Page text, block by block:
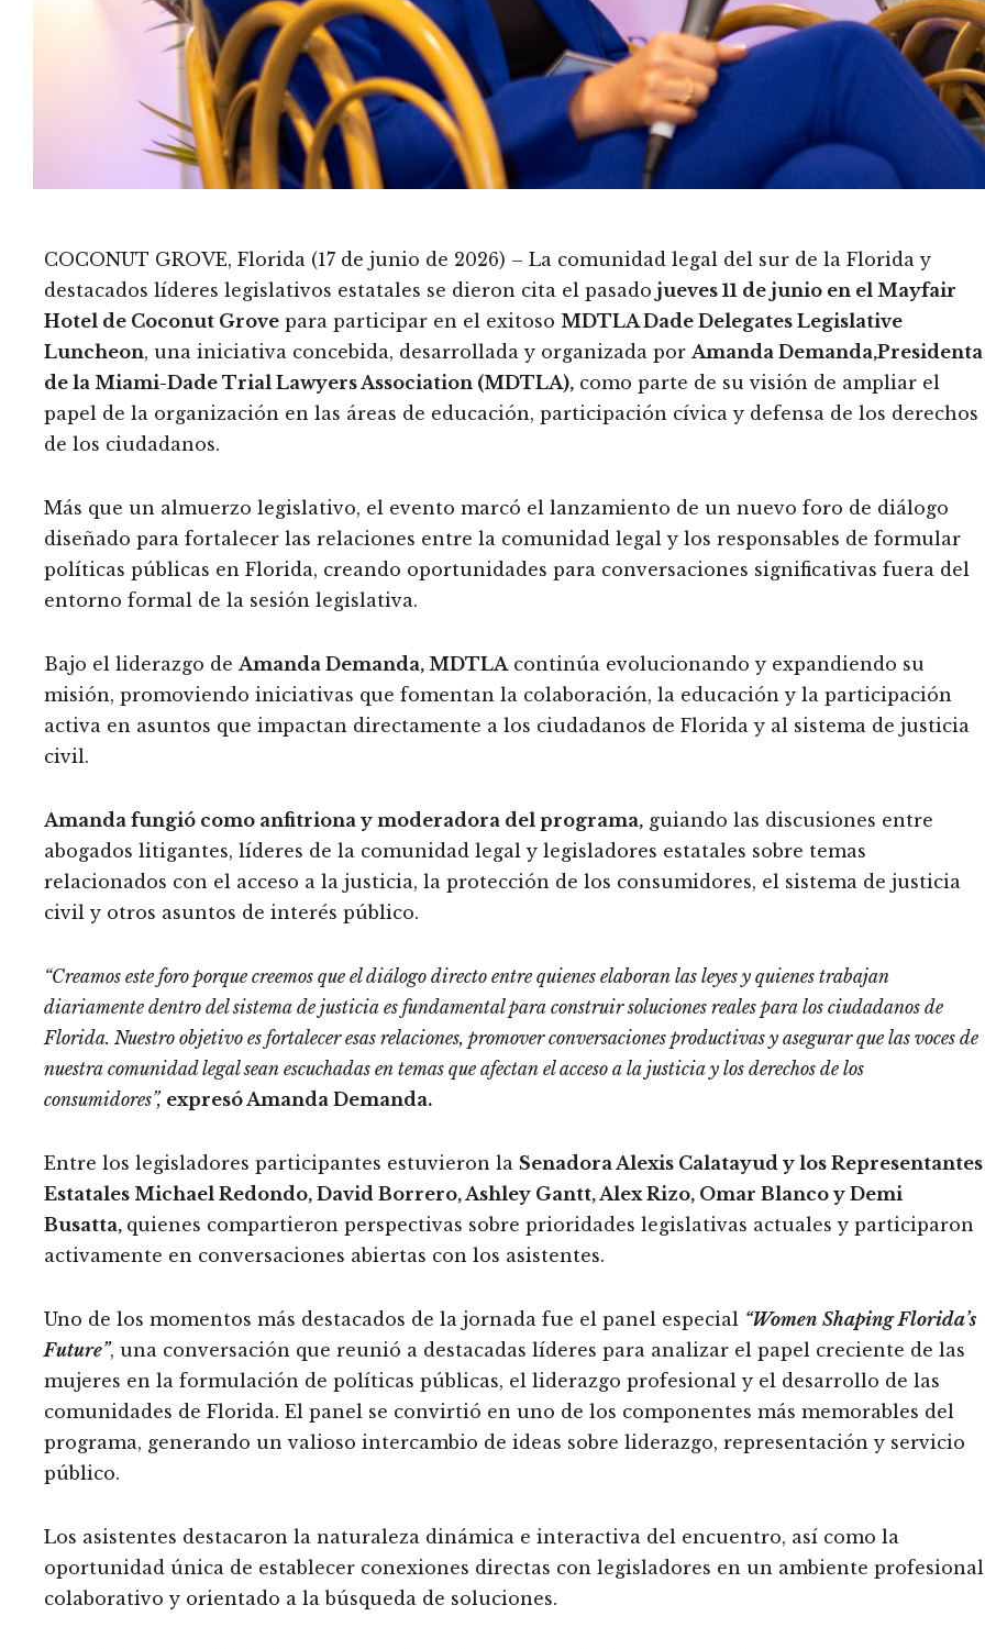
COCONUT GROVE, Florida (17 de junio de 2026) – La comunidad legal del sur de la Florida y
destacados líderes legislativos estatales se dieron cita el pasado jueves 11 de junio en el Mayfair
Hotel de Coconut Grove para participar en el exitoso MDTLA Dade Delegates Legislative
Luncheon, una iniciativa concebida, desarrollada y organizada por Amanda Demanda,Presidenta
de la Miami-Dade Trial Lawyers Association (MDTLA), como parte de su visión de ampliar el
papel de la organización en las áreas de educación, participación cívica y defensa de los derechos
de los ciudadanos.
Más que un almuerzo legislativo, el evento marcó el lanzamiento de un nuevo foro de diálogo
diseñado para fortalecer las relaciones entre la comunidad legal y los responsables de formular
políticas públicas en Florida, creando oportunidades para conversaciones significativas fuera del
entorno formal de la sesión legislativa.
Bajo el liderazgo de Amanda Demanda, MDTLA continúa evolucionando y expandiendo su
misión, promoviendo iniciativas que fomentan la colaboración, la educación y la participación
activa en asuntos que impactan directamente a los ciudadanos de Florida y al sistema de justicia
civil.
Amanda fungió como anfitriona y moderadora del programa, guiando las discusiones entre
abogados litigantes, líderes de la comunidad legal y legisladores estatales sobre temas
relacionados con el acceso a la justicia, la protección de los consumidores, el sistema de justicia
civil y otros asuntos de interés público.
“Creamos este foro porque creemos que el diálogo directo entre quienes elaboran las leyes y quienes trabajan
diariamente dentro del sistema de justicia es fundamental para construir soluciones reales para los ciudadanos de
Florida. Nuestro objetivo es fortalecer esas relaciones, promover conversaciones productivas y asegurar que las voces de
nuestra comunidad legal sean escuchadas en temas que afectan el acceso a la justicia y los derechos de los
consumidores”, expresó Amanda Demanda.
Entre los legisladores participantes estuvieron la Senadora Alexis Calatayud y los Representantes
Estatales Michael Redondo, David Borrero, Ashley Gantt, Alex Rizo, Omar Blanco y Demi
Busatta, quienes compartieron perspectivas sobre prioridades legislativas actuales y participaron
activamente en conversaciones abiertas con los asistentes.
Uno de los momentos más destacados de la jornada fue el panel especial “Women Shaping Florida’s
Future”, una conversación que reunió a destacadas líderes para analizar el papel creciente de las
mujeres en la formulación de políticas públicas, el liderazgo profesional y el desarrollo de las
comunidades de Florida. El panel se convirtió en uno de los componentes más memorables del
programa, generando un valioso intercambio de ideas sobre liderazgo, representación y servicio
público.
Los asistentes destacaron la naturaleza dinámica e interactiva del encuentro, así como la
oportunidad única de establecer conexiones directas con legisladores en un ambiente
colaborativo y orientado a la búsqueda de soluciones.